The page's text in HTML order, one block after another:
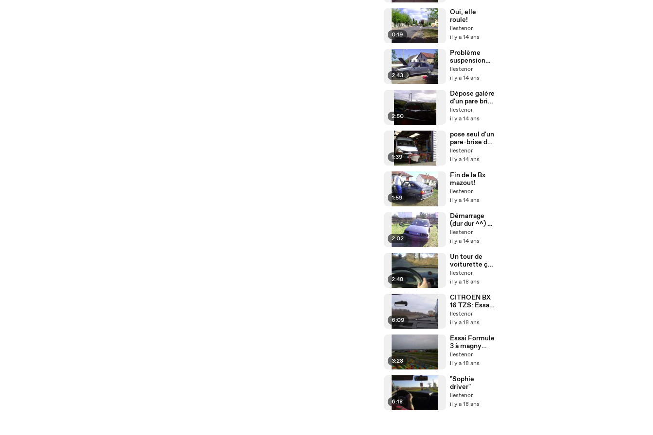
0:19
Oui, elle
roule!
Ilestenor
il y a 14 ans
2:43
Problème
suspension
avant BX
sport
Ilestenor
il y a 14 ans
2:50
Dépose galère
d'un pare brise
de Peugeot
307
Ilestenor
il y a 14 ans
1:39
pose seul d'un
pare-brise de
Master...
Ilestenor
il y a 14 ans
1:59
Fin de la Bx
mazout!
Ilestenor
il y a 14 ans
2:02
Démarrage
(dur dur ^^) de
la BX mazout
en kit.
Ilestenor
il y a 14 ans
2:48
Un tour de
voiturette ça
vous dit ?
Ilestenor
il y a 18 ans
6:09
CITROEN BX
16 TZS: Essai
après
réfection du
Ilestenor
il y a 18 ans
3:28
Essai Formule
3 à magny
cours
Ilestenor
il y a 18 ans
6:18
"Sophie
driver"
Ilestenor
il y a 18 ans